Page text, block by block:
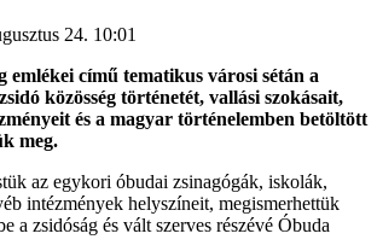
24. 10:01
emlékei című tematikus városi sétán a
közösség történetét, vallási szokásait,
és a magyar történelemben betöltött
meg.
az egykori óbudai zsinagógák, iskolák,
intézmények helyszíneit, megismerhettük
a zsidóság és vált szerves részévé Óbuda